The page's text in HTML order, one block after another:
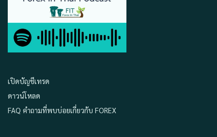
เปิดบัญชีเทรด
ดาวน์โหลด
FAQ คำถามที่พบบ่อยเกี่ยวกับ FOREX